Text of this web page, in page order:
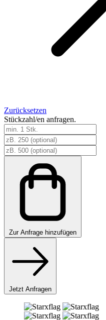
Zurücksetzen
Stückzahl/en anfragen.
Starxflag
Menge
Zur Anfrage hinzufügen
Jetzt Anfragen